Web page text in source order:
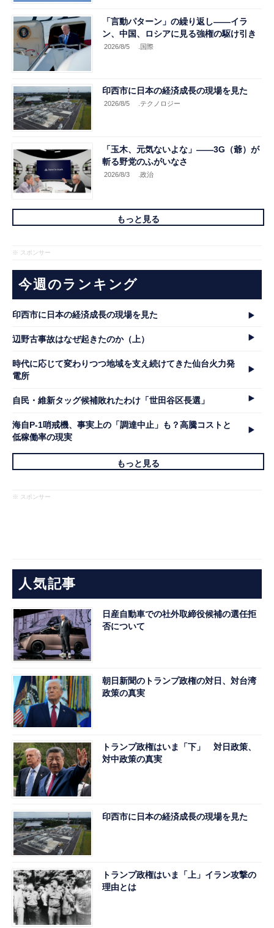
「言動パターン」の繰り返し――イラ
ン、中国、ロシアに見る強権の駆け引き
2026/8/5 .国際
印西市に日本の経済成長の現場を見た
2026/8/5 .テクノロジー
「玉木、元気ないよな」――3G（爺）が
斬る野党のふがいなさ
2026/8/3 .政治
もっと見る
※ スポンサー
今週のランキング
印西市に日本の経済成長の現場を見た
辺野古事故はなぜ起きたのか（上）
時代に応じて変わりつつ地域を支え続けてきた仙台火力発
電所
自民・維新タッグ候補敗れたわけ「世田谷区長選」
海自P-1哨戒機、事実上の「調達中止」も？高騰コストと
低稼働率の現実
もっと見る
※ スポンサー
人気記事
日産自動車での社外取締役候補の選任拒
否について
朝日新聞のトランプ政権の対日、対台湾
政策の真実
トランプ政権はいま「下」 対日政策、
対中政策の真実
印西市に日本の経済成長の現場を見た
トランプ政権はいま「上」イラン攻撃の
理由とは